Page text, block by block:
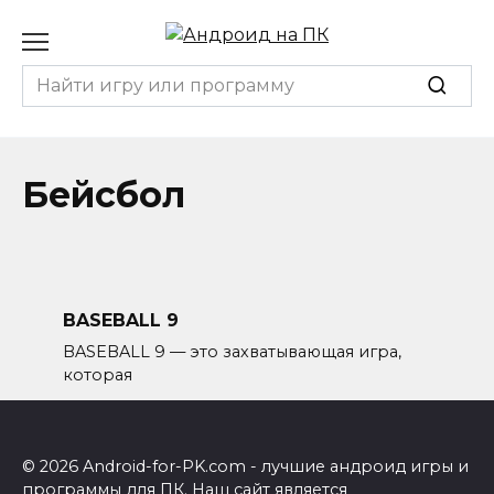
содержанию
Search
for:
Бейсбол
BASEBALL 9
BASEBALL 9 — это захватывающая игра,
которая
© 2026 Android-for-PK.com - лучшие андроид игры и
программы для ПК. Наш сайт является